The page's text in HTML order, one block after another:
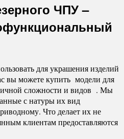
ЧПУ –
для украшения изделий
вы можете купить модели для
сложности и видов . Мы
с натуры их вид
Что делает их не
клиентам предоставляются